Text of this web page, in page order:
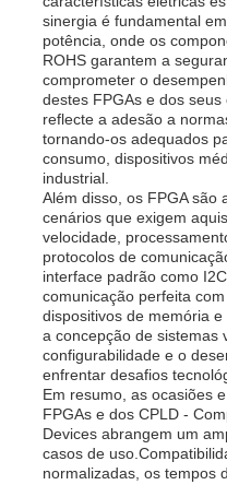
sinergia é fundamental
potência, onde os
ROHS garantem a
comprometer o
destes FPGAs e dos
reflecte a adesão a
tornando-os adequados
consumo, dispositivos
industrial.
Além disso, os FPGA são
cenários que exigem
velocidade,
protocolos de
interface padrão como
comunicação perfeita
dispositivos de memória
a concepção de sistemas
configurabilidade e o
enfrentar desafios
Em resumo, as ocasiões
FPGAs e dos CPLD -
Devices abrangem um
casos de
normalizadas, os tempos